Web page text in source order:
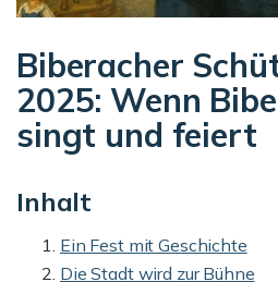
Biberacher
2025: Wenn
singt und feiert
Inhalt
Ein Fest mit Geschichte
Die Stadt wird zur Bühne